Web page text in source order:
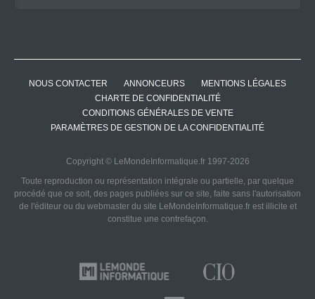
NOUS CONTACTER ANNONCEURS
MENTIONS LÉGALES
CHARTE DE CONFIDENTIALITÉ
CONDITIONS GÉNÉRALES DE VENTE
PARAMÈTRES DE GESTION DE LA CONFIDENTIALITÉ
Copyright © LeMondeInformatique.fr 1997-2026
Toute reproduction ou représentation intégrale ou partielle, par quelque
procédé que ce soit, des pages publiées sur ce site, faite sans l'autorisation
de l'éditeur ou du webmaster du site LeMondeInformatique.fr est illicite et
constitue une contrefaçon.